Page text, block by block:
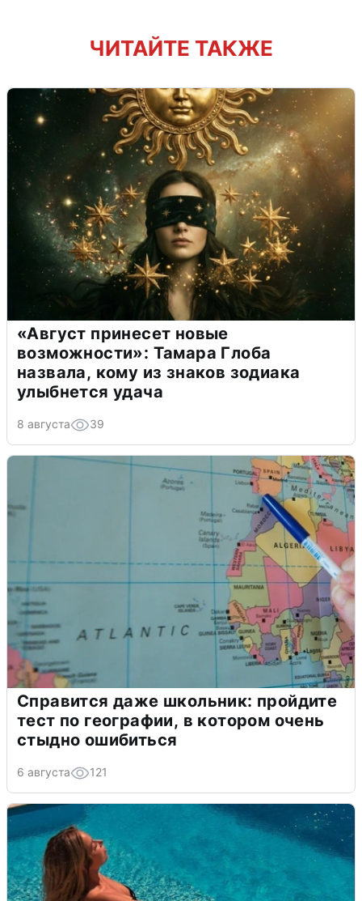
ЧИТАЙТЕ ТАКЖЕ
«Август принесет новые
возможности»: Тамара Глоба
назвала, кому из знаков зодиака
улыбнется удача
8 августа 39
Справится даже школьник: пройдите
тест по географии, в котором очень
стыдно ошибиться
6 августа 121